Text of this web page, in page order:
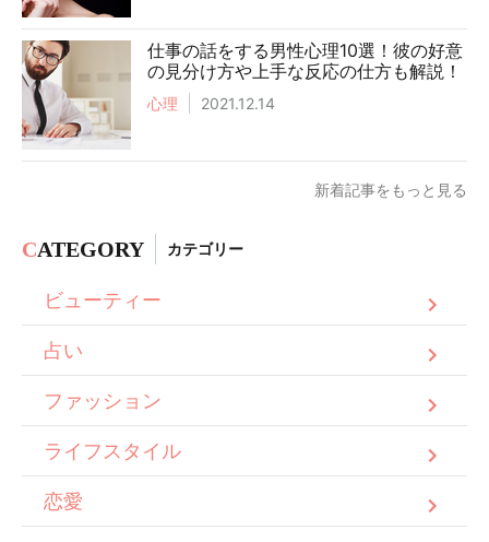
仕事の話をする男性心理10選！彼の好意
の見分け方や上手な反応の仕方も解説！
心理 2021.12.14
新着記事をもっと見る
CATEGORY カテゴリー
ビューティー
占い
ファッション
ライフスタイル
恋愛